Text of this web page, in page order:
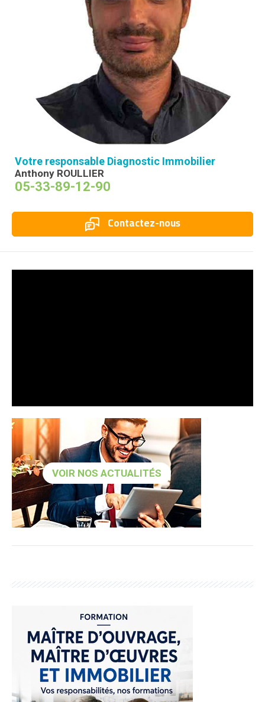
Votre responsable Diagnostic Immobilier
Anthony ROULLIER
05-33-89-12-90
Contactez-nous
VOIR NOS ACTUALITÉS